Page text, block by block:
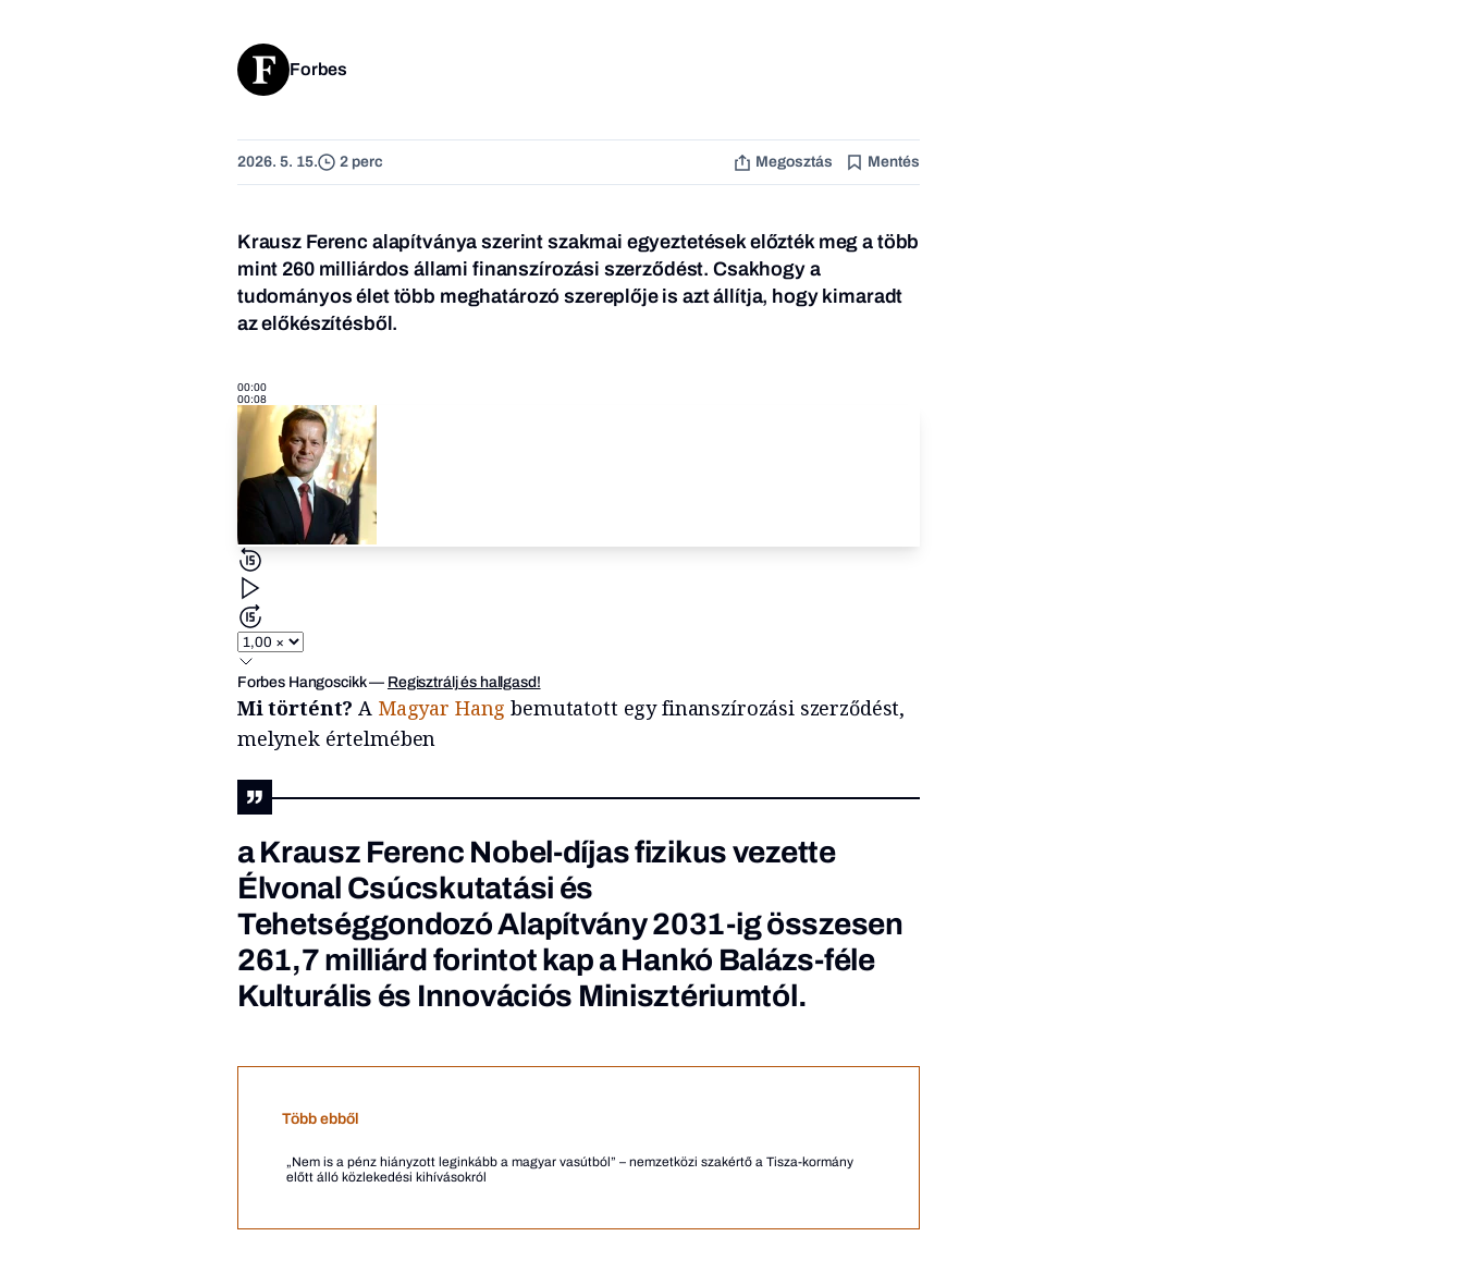
Forbes
2026. 5. 15. 2 perc Megosztás Mentés
Krausz Ferenc alapítványa szerint szakmai egyeztetések előzték meg a több
mint 260 milliárdos állami finanszírozási szerződést. Csakhogy a
tudományos élet több meghatározó szereplője is azt állítja, hogy kimaradt
az előkészítésből.
00:00
00:08
Forbes Hangoscikk— Regisztrálj és hallgasd!
Mi történt? A Magyar Hang bemutatott egy finanszírozási szerződést,
melynek értelmében
a Krausz Ferenc Nobel-díjas fizikus vezette
Élvonal Csúcskutatási és
Tehetséggondozó Alapítvány 2031-ig összesen
261,7 milliárd forintot kap a Hankó Balázs-féle
Kulturális és Innovációs Minisztériumtól.
Több ebből
„Nem is a pénz hiányzott leginkább a magyar vasútból” – nemzetközi szakértő a Tisza-kormány
előtt álló közlekedési kihívásokról